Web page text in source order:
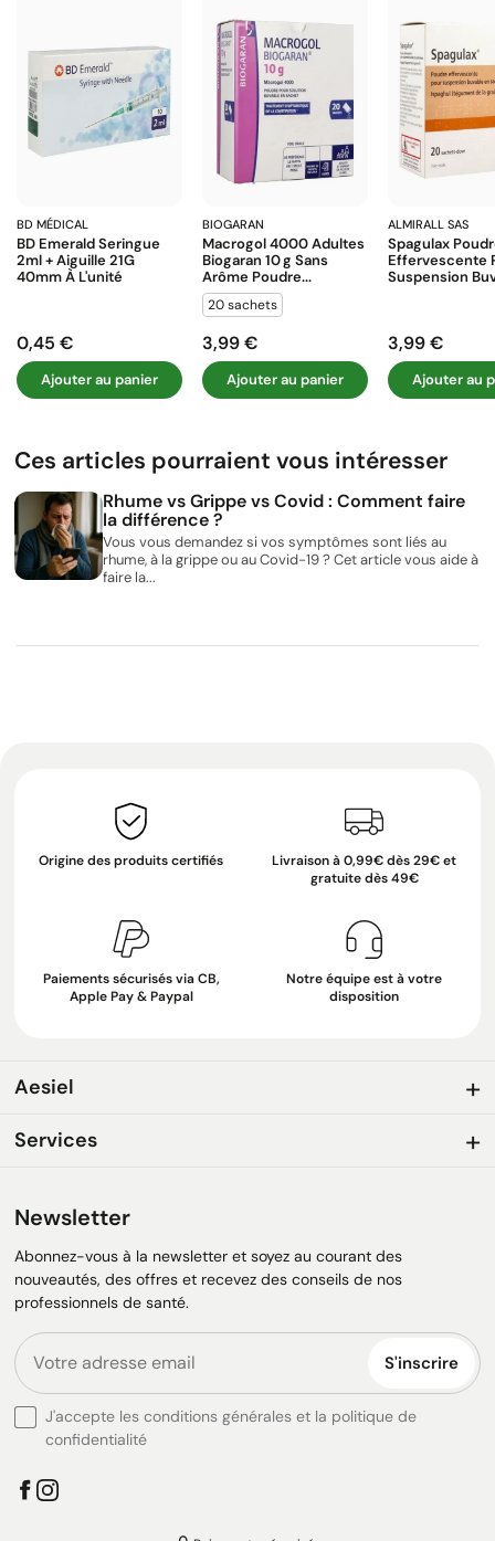
BD MÉDICAL
BD Emerald Seringue
2ml + Aiguille 21G
40mm À L'unité
Prix
0,45 €
Ajouter au panier
BIOGARAN
Macrogol 4000 Adultes
Biogaran 10 G Sans
Arôme Poudre...
20 sachets
Prix
3,99 €
Ajouter au panier
ALMIRALL SAS
Spagulax
Effervescente
Suspension
Prix
3,99 €
Ajouter au
Ces articles pourraient vous intéresser
Rhume vs Grippe vs Covid : Comment faire
la différence ?
Vous vous demandez si vos symptômes sont liés au
rhume, à la grippe ou au Covid-19 ? Cet article vous aide à
faire la...
Origine des produits certifiés
Livraison à 0,99€ dès 29€ et
gratuite dès 49€
Paiements sécurisés via CB,
Apple Pay & Paypal
Notre équipe est à votre
disposition
Aesiel
Services
Newsletter
Abonnez-vous à la newsletter et soyez au courant des
nouveautés, des offres et recevez des conseils de nos
professionnels de santé.
S'inscrire
J'accepte les conditions générales et la politique de
confidentialité